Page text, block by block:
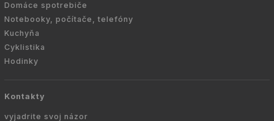
Domáce spotrebiče
Notebooky, počítače, telefóny
Kuchyňa
Cyklistika
Hodinky
Kontakty
vyjadrite svoj názor